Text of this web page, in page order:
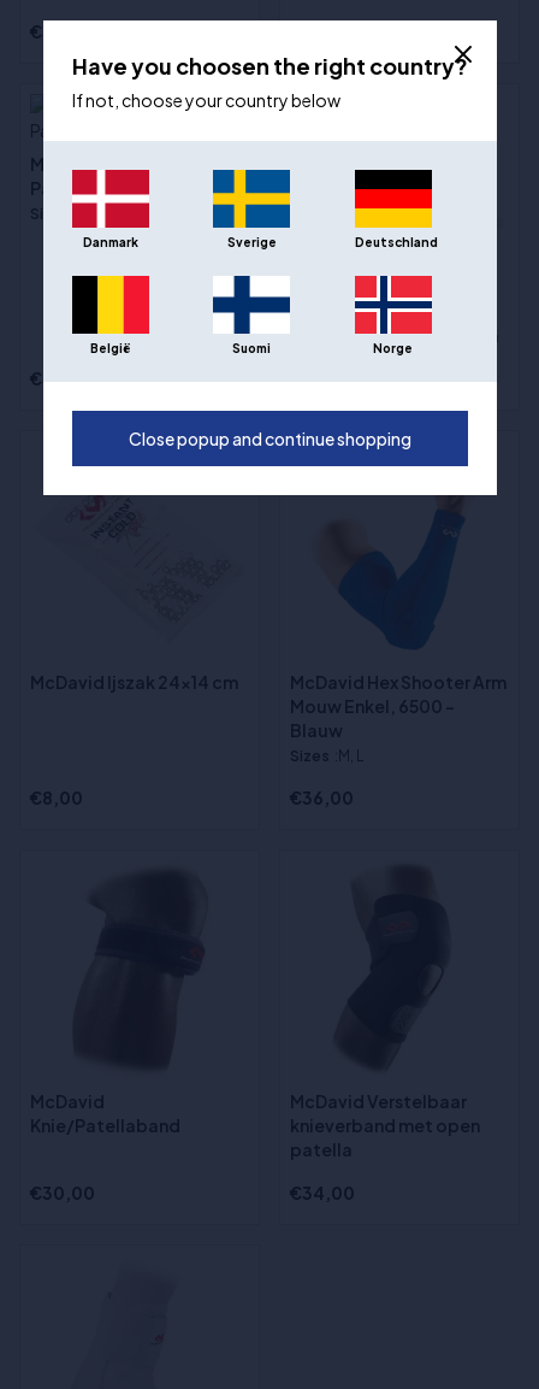
€52,00
McDavid Schietmouwen
Paar 6566 - Rood
Sizes
€36,00
McDavid Ijszak 24x14 cm
€8,00
McDavid Ijszak 24x14 cm
€8,00
McDavid Hex Shooter Arm
Mouw Enkel, 6500 -
Blauw
Sizes :M, L
€36,00
McDavid
Knie/Patellaband
€30,00
McDavid Verstelbaar
knieverband met open
patella
€34,00
Have you choosen the right country?
If not, choose your country below
Danmark Sverige Deutschland
België Suomi Norge
Close popup and continue shopping